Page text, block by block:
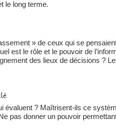
le long terme.
» de ceux qui se
est le rôle et le pouvoir de
des lieux de décisions ?
évaluent ? Maîtrisent-ils ce
pas donner un pouvoir